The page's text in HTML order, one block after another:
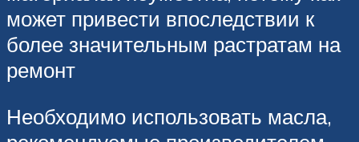
может привести впоследствии к
более значительным растратам на
ремонт
Необходимо использовать масла,